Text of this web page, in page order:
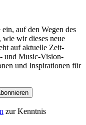
auf den Wegen des
wie wir dieses neue
auf aktuelle Zeit-
und Music-Vision-
und Inspirationen für
zur Kenntnis